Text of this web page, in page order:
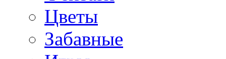
Цветы
Забавные